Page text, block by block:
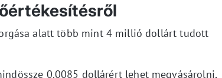
alatt több mint 4 millió dollárt tudott
0.0085 dollárért lehet megvásárolni,